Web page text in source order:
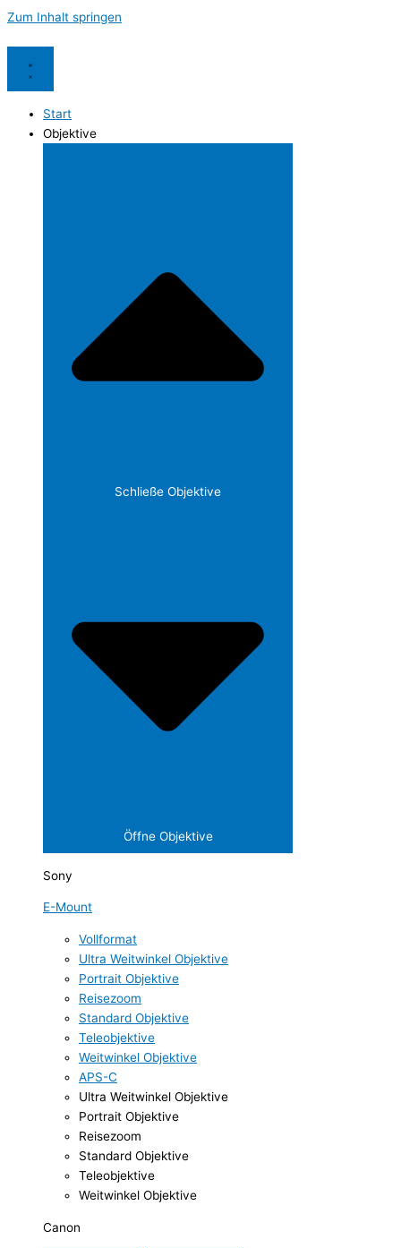
Zum Inhalt springen
Start
Objektive
Schließe Objektive
Öffne Objektive
Sony
E-Mount
Vollformat
Ultra Weitwinkel Objektive
Portrait Objektive
Reisezoom
Standard Objektive
Teleobjektive
Weitwinkel Objektive
APS-C
Ultra Weitwinkel Objektive
Portrait Objektive
Reisezoom
Standard Objektive
Teleobjektive
Weitwinkel Objektive
Canon